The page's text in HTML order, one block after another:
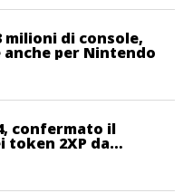
milioni di console,
per Nintendo
confermato il
2XP da
7